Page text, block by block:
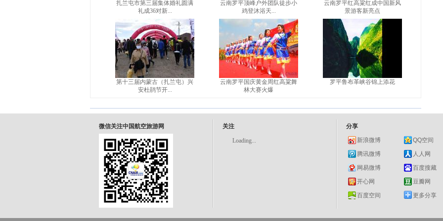
扎兰屯市第三届集体婚礼圆满
礼成36对新...
第十三届内蒙古（扎兰屯）兴
安杜鹃节开...
云南罗平顶峰户外团队徒步小
鸡登沐浴天...
云南罗平国庆黄金周红高粱舞
林大赛火爆
云南罗平红高粱红成中国新风
景游客新亮点
罗平鲁布革峡谷锦上添花
微信关注中国航空旅游网 关注
Loading...
分享
新浪微博
QQ空间
腾讯微博
人人网
网易微博
百度搜藏
开心网
豆瓣网
百度空间
更多分享